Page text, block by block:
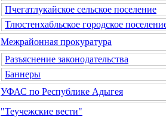
Пчегатлукайское сельское поселение
Тлюстенхабльское городское
Межрайонная прокуратура
Разъяснение законодательства
Баннеры
УФАС по Республике Адыгея
"Теучежские вести"